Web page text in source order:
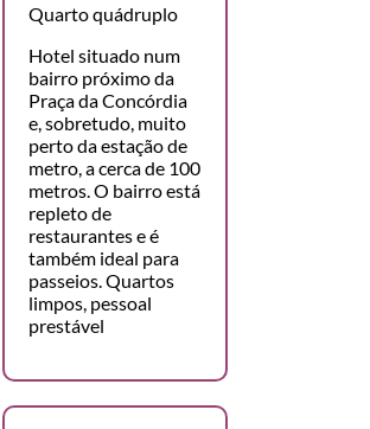
Quarto quádruplo
Hotel situado num
bairro próximo da
Praça da Concórdia
e, sobretudo, muito
perto da estação de
metro, a cerca de 100
metros. O bairro está
repleto de
restaurantes e é
também ideal para
passeios. Quartos
limpos, pessoal
prestável